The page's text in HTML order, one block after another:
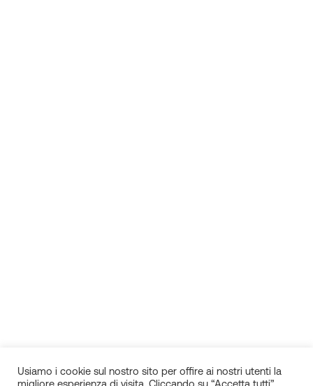
Usiamo i cookie sul nostro sito per offire ai nostri utenti la
migliore esperienza di visita. Cliccando su “Accetta tutti”,